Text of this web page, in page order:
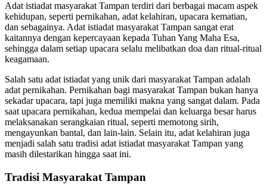
Adat istiadat masyarakat Tampan terdiri dari berbagai macam aspek
kehidupan, seperti pernikahan, adat kelahiran, upacara kematian,
dan sebagainya. Adat istiadat masyarakat Tampan sangat erat
kaitannya dengan kepercayaan kepada Tuhan Yang Maha Esa,
sehingga dalam setiap upacara selalu melibatkan doa dan ritual-ritual
keagamaan.
Salah satu adat istiadat yang unik dari masyarakat Tampan adalah
adat pernikahan. Pernikahan bagi masyarakat Tampan bukan hanya
sekadar upacara, tapi juga memiliki makna yang sangat dalam. Pada
saat upacara pernikahan, kedua mempelai dan keluarga besar harus
melaksanakan serangkaian ritual, seperti memotong sirih,
mengayunkan bantal, dan lain-lain. Selain itu, adat kelahiran juga
menjadi salah satu tradisi adat istiadat masyarakat Tampan yang
masih dilestarikan hingga saat ini.
Tradisi Masyarakat Tampan